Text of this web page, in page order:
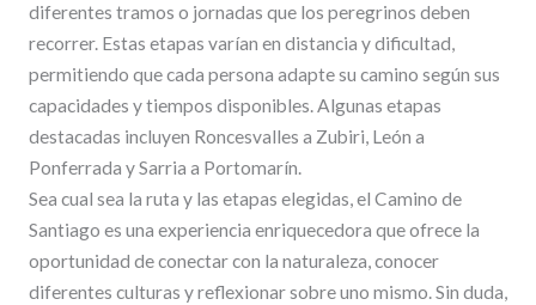
diferentes tramos o jornadas que los peregrinos deben
recorrer. Estas etapas varían en distancia y dificultad,
permitiendo que cada persona adapte su camino según sus
capacidades y tiempos disponibles. Algunas etapas
destacadas incluyen Roncesvalles a Zubiri, León a
Ponferrada y Sarria a Portomarín.
Sea cual sea la ruta y las etapas elegidas, el Camino de
Santiago es una experiencia enriquecedora que ofrece la
oportunidad de conectar con la naturaleza, conocer
diferentes culturas y reflexionar sobre uno mismo. Sin duda,